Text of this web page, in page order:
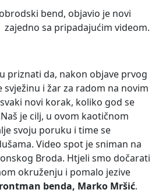
bend, objavio je novi
sa pripadajućim videom.
priznati da, nakon objave prvog
i žar za radom na novim
novi korak, koliko god se
je cilj, u ovom kaotičnom
svoju poruku i time se
Video spot je sniman na
Broda. Htjeli smo dočarati
okruženju i pomalo jezive
benda, Marko Mršić.